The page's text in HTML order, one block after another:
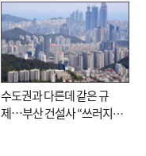
쟁
수도권과 다른데 같은 규
제…부산 건설사 “쓰러지기